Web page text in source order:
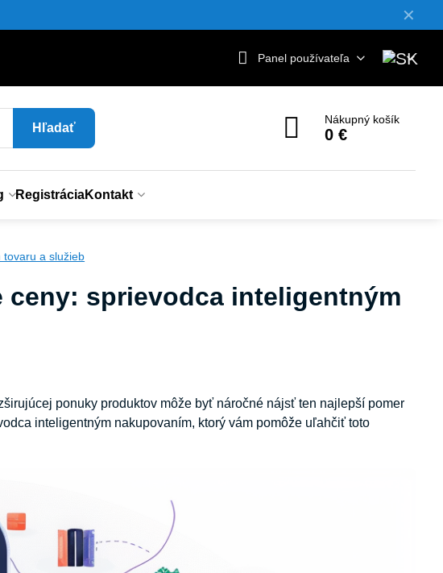
✕
Panel používateľa
Hľadať
Nákupný košík
0 €
RegistráciaKontakt
tovaru a služieb
ceny: sprievodca inteligentným
ponuky produktov môže byť náročné nájsť ten najlepší pomer
inteligentným nakupovaním, ktorý vám pomôže uľahčiť toto